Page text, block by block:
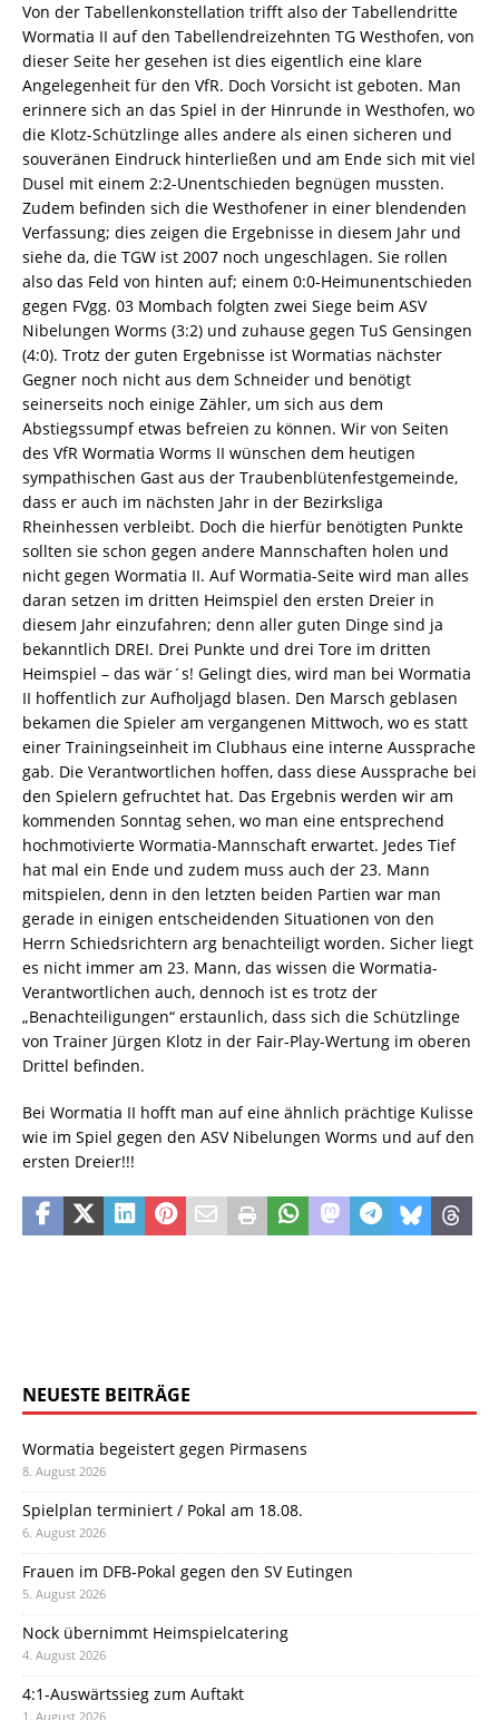
Von der Tabellenkonstellation trifft also der Tabellendritte
Wormatia II auf den Tabellendreizehnten TG Westhofen, von
dieser Seite her gesehen ist dies eigentlich eine klare
Angelegenheit für den VfR. Doch Vorsicht ist geboten. Man
erinnere sich an das Spiel in der Hinrunde in Westhofen, wo
die Klotz-Schützlinge alles andere als einen sicheren und
souveränen Eindruck hinterließen und am Ende sich mit viel
Dusel mit einem 2:2-Unentschieden begnügen mussten.
Zudem befinden sich die Westhofener in einer blendenden
Verfassung; dies zeigen die Ergebnisse in diesem Jahr und
siehe da, die TGW ist 2007 noch ungeschlagen. Sie rollen
also das Feld von hinten auf; einem 0:0-Heimunentschieden
gegen FVgg. 03 Mombach folgten zwei Siege beim ASV
Nibelungen Worms (3:2) und zuhause gegen TuS Gensingen
(4:0). Trotz der guten Ergebnisse ist Wormatias nächster
Gegner noch nicht aus dem Schneider und benötigt
seinerseits noch einige Zähler, um sich aus dem
Abstiegssumpf etwas befreien zu können. Wir von Seiten
des VfR Wormatia Worms II wünschen dem heutigen
sympathischen Gast aus der Traubenblütenfestgemeinde,
dass er auch im nächsten Jahr in der Bezirksliga
Rheinhessen verbleibt. Doch die hierfür benötigten Punkte
sollten sie schon gegen andere Mannschaften holen und
nicht gegen Wormatia II. Auf Wormatia-Seite wird man alles
daran setzen im dritten Heimspiel den ersten Dreier in
diesem Jahr einzufahren; denn aller guten Dinge sind ja
bekanntlich DREI. Drei Punkte und drei Tore im dritten
Heimspiel – das wär´s! Gelingt dies, wird man bei Wormatia
II hoffentlich zur Aufholjagd blasen. Den Marsch geblasen
bekamen die Spieler am vergangenen Mittwoch, wo es statt
einer Trainingseinheit im Clubhaus eine interne Aussprache
gab. Die Verantwortlichen hoffen, dass diese Aussprache bei
den Spielern gefruchtet hat. Das Ergebnis werden wir am
kommenden Sonntag sehen, wo man eine entsprechend
hochmotivierte Wormatia-Mannschaft erwartet. Jedes Tief
hat mal ein Ende und zudem muss auch der 23. Mann
mitspielen, denn in den letzten beiden Partien war man
gerade in einigen entscheidenden Situationen von den
Herrn Schiedsrichtern arg benachteiligt worden. Sicher liegt
es nicht immer am 23. Mann, das wissen die Wormatia-
Verantwortlichen auch, dennoch ist es trotz der
„Benachteiligungen“ erstaunlich, dass sich die Schützlinge
von Trainer Jürgen Klotz in der Fair-Play-Wertung im oberen
Drittel befinden.
Bei Wormatia II hofft man auf eine ähnlich prächtige Kulisse
wie im Spiel gegen den ASV Nibelungen Worms und auf den
ersten Dreier!!!
NEUESTE BEITRÄGE
Wormatia begeistert gegen Pirmasens
8. August 2026
Spielplan terminiert / Pokal am 18.08.
6. August 2026
Frauen im DFB-Pokal gegen den SV Eutingen
5. August 2026
Nock übernimmt Heimspielcatering
4. August 2026
4:1-Auswärtssieg zum Auftakt
1. August 2026